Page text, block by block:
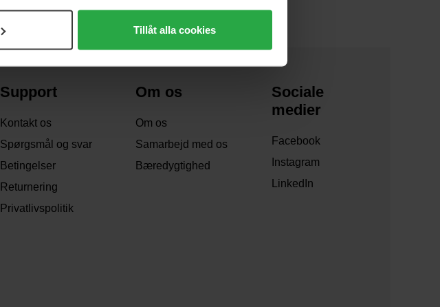
Tillåt alla cookies
Support
Kontakt os
Spørgsmål og svar
Betingelser
Returnering
Privatlivspolitik
Om os
Om os
Samarbejd med os
Bæredygtighed
Sociale
medier
Facebook
Instagram
LinkedIn